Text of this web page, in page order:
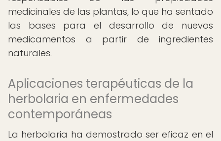
medicinales de las plantas, lo que ha sentado
las bases para el desarrollo de nuevos
medicamentos a partir de ingredientes
naturales.
Aplicaciones terapéuticas de la
herbolaria en enfermedades
contemporáneas
La herbolaria ha demostrado ser eficaz en el